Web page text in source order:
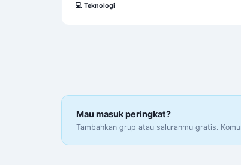
💻 Teknologi
Mau masuk peringkat?
Tambahkan grup atau saluranmu gratis.